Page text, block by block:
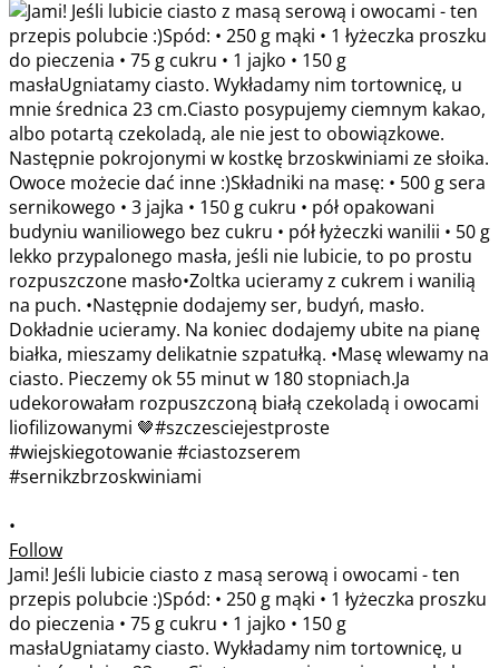
•
Follow
Jami! Jeśli lubicie ciasto z masą serową i owocami - ten
przepis polubcie :)Spód: • 250 g mąki • 1 łyżeczka proszku
do pieczenia • 75 g cukru • 1 jajko • 150 g
masłaUgniatamy ciasto. Wykładamy nim tortownicę, u